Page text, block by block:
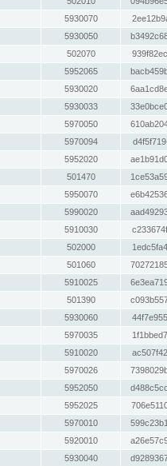
5930070
5930050
502070
5952065
5930020
5930033
5970050
5970094
5952020
501470
5950070
5990020
5910030
502000
501060
5910025
501390
5930060
5970035
5910020
5970026
5952050
5952025
5970010
5920010
5930040